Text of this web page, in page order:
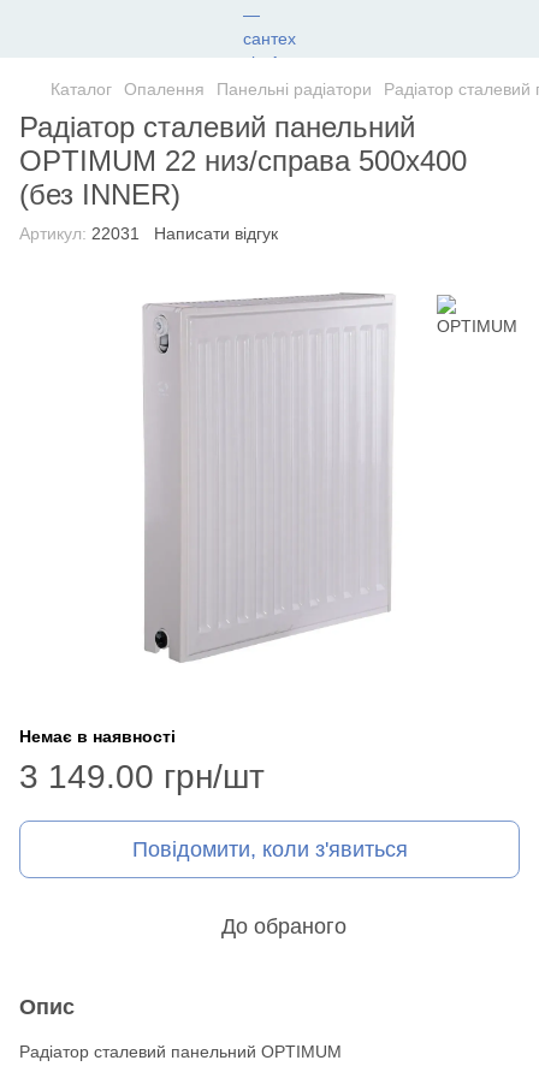
Каталог Опалення Панельні радіатори Радіатор
Радіатор сталевий панельний
OPTIMUM 22 низ/справа 500x400
(без INNER)
Артикул: 22031 Написати відгук
Немає в наявності
3 149.00 грн/шт
Повідомити, коли з'явиться
До обраного
Опис
Радіатор сталевий панельний OPTIMUM